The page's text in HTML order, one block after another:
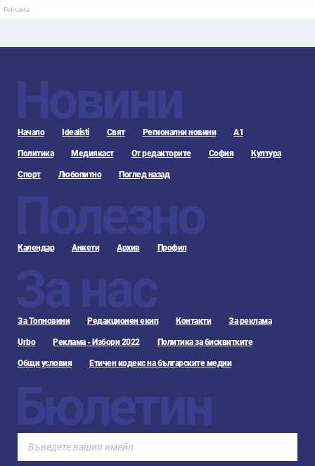
Реклама
Новини
Начало Idealisti Свят Регионални новини А1
Политика Медиякаст От редакторите София Култура
Спорт Любопитно Поглед назад
Полезно
Календар Анкети Архив Профил
За нас
За Топновини Редакционен екип Контакти За реклама
Urbo Реклама - Избори 2022 Политика за бисквитките
Общи условия Етичен кодекс на българските медии
Бюлетин